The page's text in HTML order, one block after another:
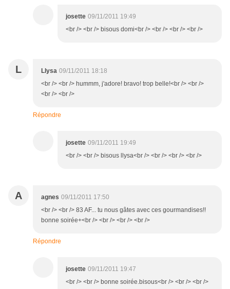
josette 09/11/2011 19:49
<br /> <br /> bisous domi<br /> <br /> <br /> <br />
L Llysa 09/11/2011 18:18
<br /> <br /> hummm, j'adore! bravo! trop belle!<br /> <br />
<br /> <br />
Répondre
josette 09/11/2011 19:49
<br /> <br /> bisous llysa<br /> <br /> <br /> <br />
A agnes 09/11/2011 17:50
<br /> <br /> 83 AF... tu nous gâtes avec ces gourmandises!!
bonne soirée+<br /> <br /> <br /> <br />
Répondre
josette 09/11/2011 19:47
<br /> <br /> bonne soirée.bisous<br /> <br /> <br />